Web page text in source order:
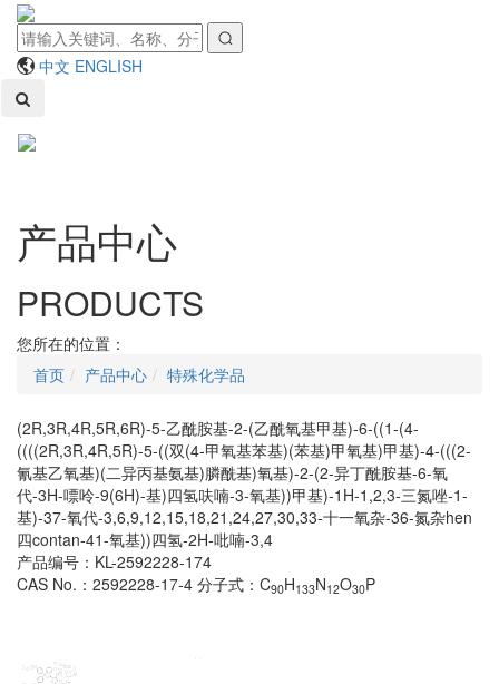
中文 ENGLISH
产品中心
PRODUCTS
您所在的位置：
首页
产品中心 特殊化学品
(2R,3R,4R,5R,6R)-5-乙酰胺基-2-(乙酰氧基甲基)-6-((1-(4-
((((2R,3R,4R,5R)-5-((双(4-甲氧基苯基)(苯基)甲氧基)甲基)-4-(((2-
氰基乙氧基)(二异丙基氨基)膦酰基)氧基)-2-(2-异丁酰胺基-6-氧
代-3H-嘌呤-9(6H)-基)四氢呋喃-3-氧基))甲基)-1H-1,2,3-三氮唑-1-
基)-37-氧代-3,6,9,12,15,18,21,24,27,30,33-十一氧杂-36-氮杂hen
四contan-41-氧基))四氢-2H-吡喃-3,4
产品编号：KL-2592228-174
CAS No.：2592228-17-4 分子式：C90H133N12O30P